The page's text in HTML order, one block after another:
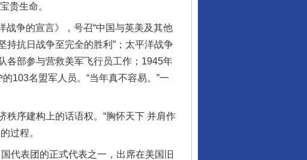
贵生命。
争的宣言》，号召“中国与英美及其他
抗日战争至完全的胜利”；太平洋战争
各部参与营救美军飞行员工作；1945年
103名盟军人员。“当年真不容易。”一
序建构上的话语权。“胸怀天下 并肩作
过程。
表团的正式代表之一，出席在美国旧